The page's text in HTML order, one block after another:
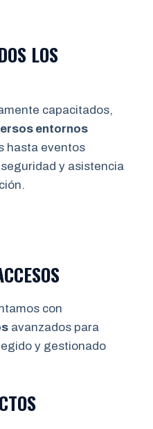
LOS
capacitados,
entornos
hasta eventos
y asistencia
con
avanzados para
y gestionado